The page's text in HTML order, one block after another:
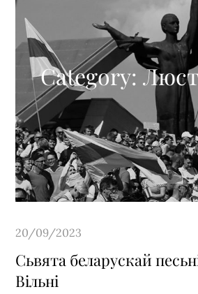
Category:
Posted
on
20/09/2023
Сьвята беларускай
Вільні